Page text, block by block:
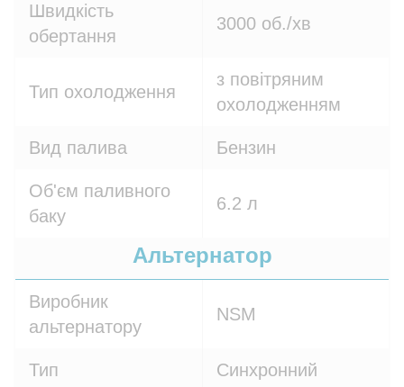
Швидкість
обертання
3000 об./хв
Тип охолодження
з повітряним
охолодженням
Вид палива Бензин
Об'єм паливного
баку
6.2 л
Альтернатор
Виробник
альтернатору
NSM
Тип Синхронний